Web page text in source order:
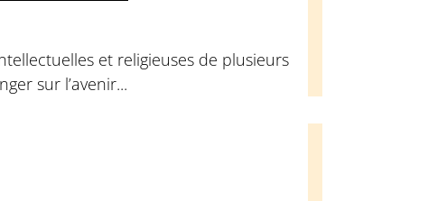
et religieuses de plusieurs
sur l’avenir...